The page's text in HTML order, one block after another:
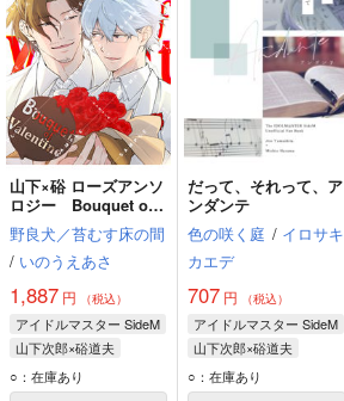
山下×硲 ローズアンソ
ロジー Bouquet of
Valentine
野良犬／苔むす床の間
/ いのうえあさ
1,887 円 （税込）
アイドルマスター SideM
山下次郎×硲道夫
山下次郎
○：在庫あり
だって、それって、ア
ンダンテ
色の咲く庭 / イロサキ
カエデ
707 円 （税込）
アイドルマスター SideM
山下次郎×硲道夫
山下次郎
○：在庫あり